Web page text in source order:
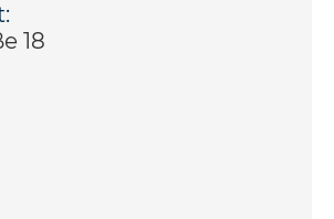
18